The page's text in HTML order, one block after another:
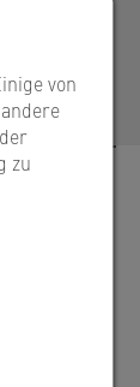
von
zu